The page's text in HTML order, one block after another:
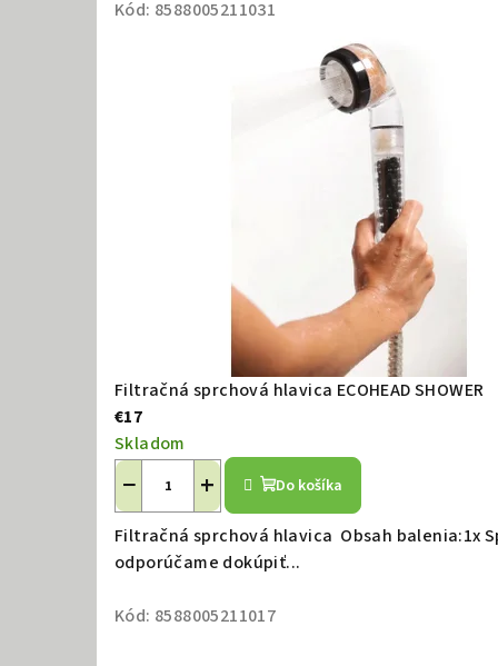
t
o
v
.
.
Kód: 8588005211031
Filtračná sprchová hlavica ECOHEAD SHOWER
€17
Skladom
+
− Do košíka
Filtračná sprchová hlavica Obsah balenia:1x
odporúčame dokúpiť...
Kód: 8588005211017